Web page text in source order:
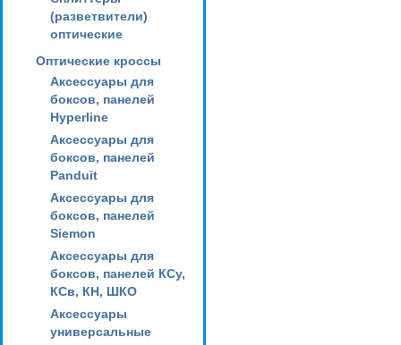
(разветвители)
оптические
Оптические кроссы
Аксессуары для
боксов, панелей
Hyperline
Аксессуары для
боксов, панелей
Panduit
Аксессуары для
боксов, панелей
Siemon
Аксессуары для
боксов, панелей КСу,
КСв, КН, ШКО
Аксессуары
универсальные